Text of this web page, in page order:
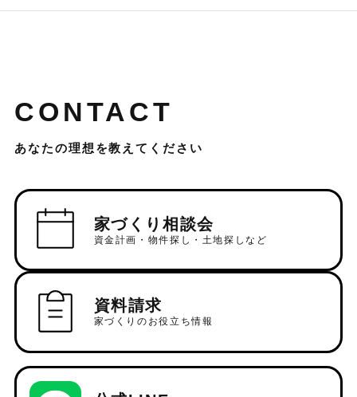
CONTACT
あなたの理想を教えてください
家づくり相談会
資金計画・物件探し・土地探しなど
資料請求
家づくりのお役立ち情報